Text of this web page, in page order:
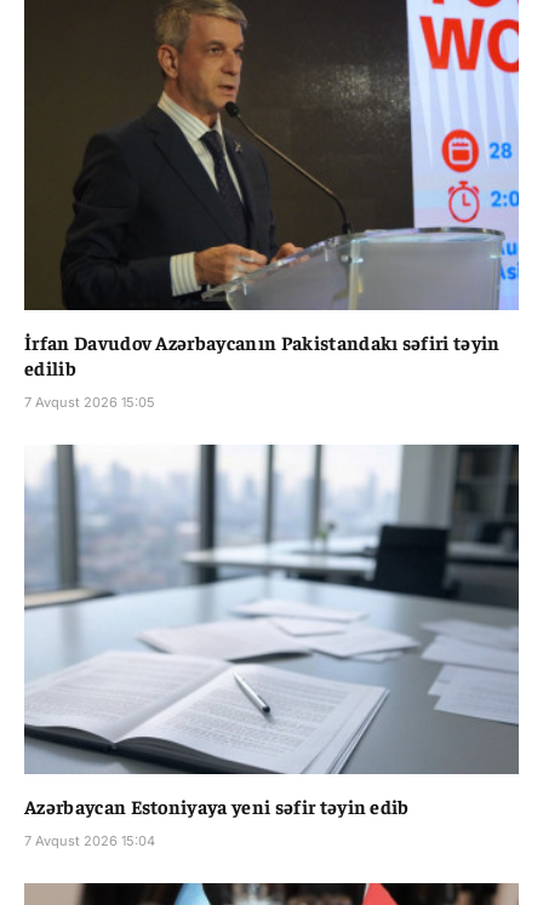
İrfan Davudov Azərbaycanın Pakistandakı səfiri təyin
edilib
7 Avqust 2026 15:05
Azərbaycan Estoniyaya yeni səfir təyin edib
7 Avqust 2026 15:04